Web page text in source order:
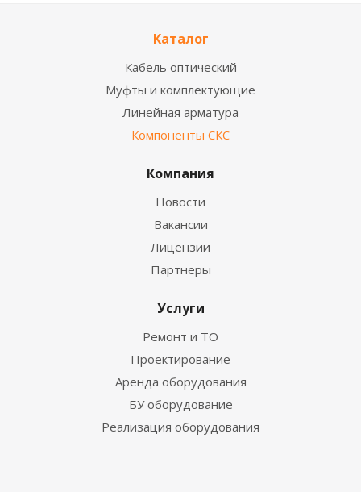
Каталог
Кабель оптический
Муфты и комплектующие
Линейная арматура
Компоненты СКС
Компания
Новости
Вакансии
Лицензии
Партнеры
Услуги
Ремонт и ТО
Проектирование
Аренда оборудования
БУ оборудование
Реализация оборудования